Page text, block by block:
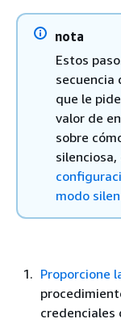
nota
Estos
secuencia
que le
valor de
sobre
modo
Proporcione
credenciales